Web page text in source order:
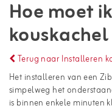
Hoe moet
Terug naar Installeren
Het installeren van een
simpelweg het
is binnen enkele minuten